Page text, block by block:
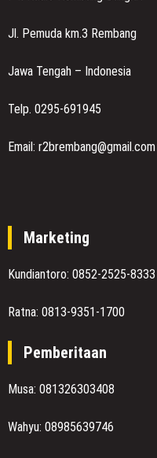
Jl. Pemuda km.3 Rembang
Jawa Tengah – Indonesia
Telp. 0295-691945
Email: r2brembang@gmail.com
Marketing
Kundiantoro: 0852-2525-8333
Ratna: 0813-9351-1700
Pemberitaan
Musa: 081326303408
Wahyu: 08985639746